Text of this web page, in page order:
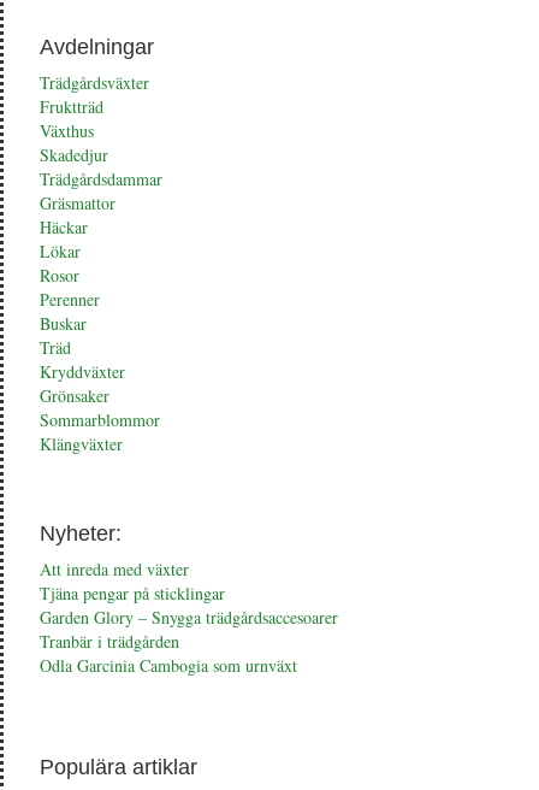
Avdelningar
Trädgårdsväxter
Fruktträd
Växthus
Skadedjur
Trädgårdsdammar
Gräsmattor
Häckar
Lökar
Rosor
Perenner
Buskar
Träd
Kryddväxter
Grönsaker
Sommarblommor
Klängväxter
Nyheter:
Att inreda med växter
Tjäna pengar på sticklingar
Garden Glory – Snygga trädgårdsaccesoarer
Tranbär i trädgården
Odla Garcinia Cambogia som urnväxt
Populära artiklar